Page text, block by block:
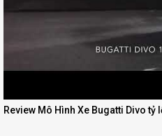
Review Mô Hình Xe Bugatti Divo tỷ